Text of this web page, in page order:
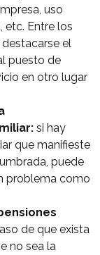
uso
etc. Entre los
el
puesto de
en otro lugar
si hay
que manifieste
puede
problema como
de que exista
no sea la